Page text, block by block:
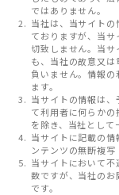
ではありません。
当社は、当サイト
ておりますが、当
切致しません。当サ
も、当社の故意又
負いません。情報
ます。
当サイトの情報は、
て利用者に何らか
を除き、当社として
当サイトに記載の情
ンテンツの無断複写
当サイトにおいて
数ですが、当社のお
です。